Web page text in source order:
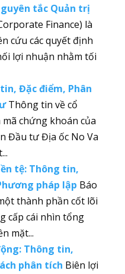
tắc Quản trị
Finance) là
cứu các quyết định
lợi nhuận nhằm tối
Đặc điểm, Phân
Thông tin về cổ
chứng khoán của
Đầu tư Địa ốc No Va
tệ: Thông tin,
pháp lập Báo
thành phần cốt lõi
cấp cái nhìn tổng
mặt...
Thông tin,
phân tích Biên lợi